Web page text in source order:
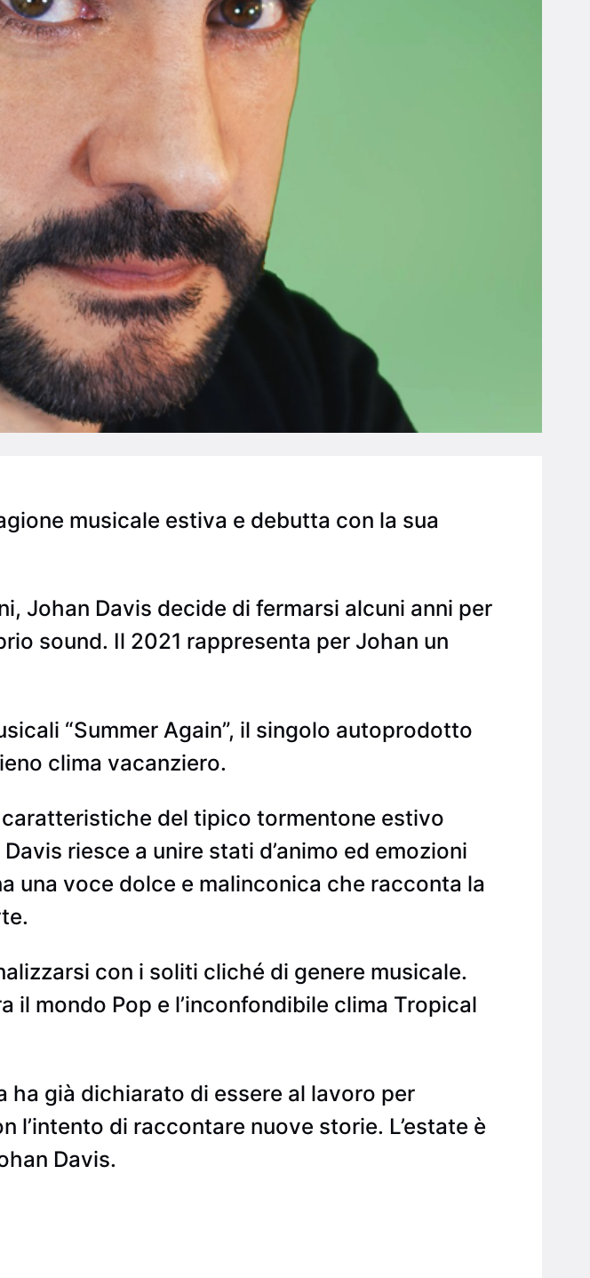
musicale estiva e debutta con la sua
Johan Davis decide di fermarsi alcuni anni per
sound. Il 2021 rappresenta per Johan un
“Summer Again”, il singolo autoprodotto
clima vacanziero.
del tipico tormentone estivo
riesce a unire stati d’animo ed emozioni
una voce dolce e malinconica che racconta la
con i soliti cliché di genere musicale.
il mondo Pop e l’inconfondibile clima Tropical
ha già dichiarato di essere al lavoro per
di raccontare nuove storie. L’estate è
Davis.